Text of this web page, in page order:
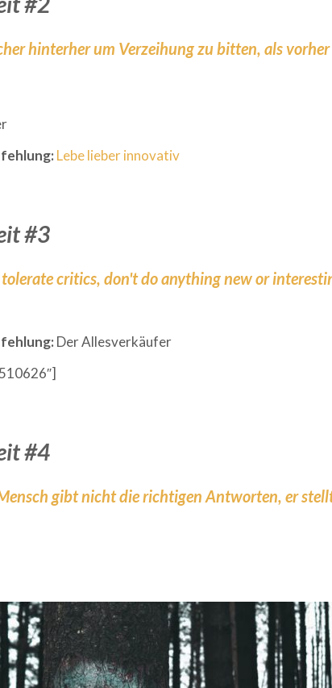
hinterher um Verzeihung zu bitten, als
Lebe lieber innovativ
#3
critics, don't do anything new or
Der Allesverkäufer
#4
gibt nicht die richtigen Antworten, er